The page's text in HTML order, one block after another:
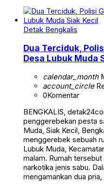
Detak Bengkalis
Dua Terciduk,
Desa Lubuk Muda
calendar_month
account_circle
0Komentar
BENGKALIS,
penggerebekan pesta
Muda, Siak Kecil,
menggerebek sebuah
Lubuk Muda,
malam. Rumah
narkotika jenis sabu.
mengamankan dua